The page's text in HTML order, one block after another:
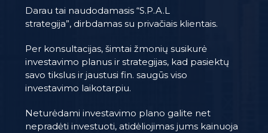
Darau tai naudodamasis “S.P.A.L
strategija”, dirbdamas su privačiais klientais.
Per konsultacijas, šimtai žmonių susikurė
investavimo planus ir strategijas, kad pasiektų
savo tikslus ir jaustusi fin. saugūs viso
investavimo laikotarpiu.
Neturėdami investavimo plano galite net
nepradėti investuoti, atidėliojimas jums kainuoja